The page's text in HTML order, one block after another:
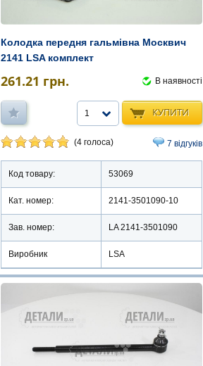
Колодка передня гальмівна Москвич
2141 LSA комплект
261.21 грн. В наявності
КУПИТИ
1
(4 голоса) 7 відгуків
Код товару: 53069
Кат. номер: 2141-3501090-10
Зав. номер: LA 2141-3501090
Виробник LSA